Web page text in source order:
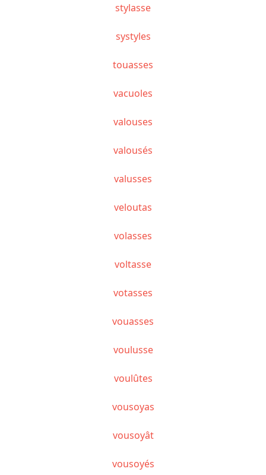
stylasse
systyles
touasses
vacuoles
valouses
valousés
valusses
veloutas
volasses
voltasse
votasses
vouasses
voulusse
voulûtes
vousoyas
vousoyât
vousoyés